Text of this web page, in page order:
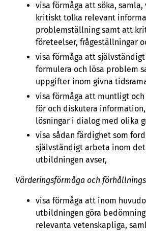
visa förmåga att söka, samla,
kritiskt tolka relevant
problemställning samt att
företeelser, frågeställningar
visa förmåga att
formulera och lösa problem
uppgifter inom givna
visa förmåga att muntligt
för och diskutera
lösningar i dialog med olika
visa sådan färdighet som
självständigt arbeta inom
utbildningen avser,
Värderingsförmåga och
visa förmåga att inom
utbildningen göra
relevanta vetenskapliga,